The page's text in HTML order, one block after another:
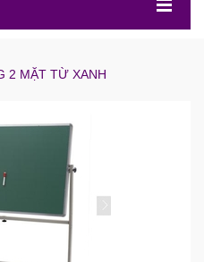
2 MẶT TỪ XANH